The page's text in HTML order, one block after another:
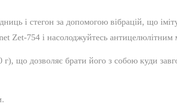
і стегон за допомогою вібрацій, що
Zet-754 і насолоджуйтесь антицелюлітним
г), що дозволяє брати його з собою куди